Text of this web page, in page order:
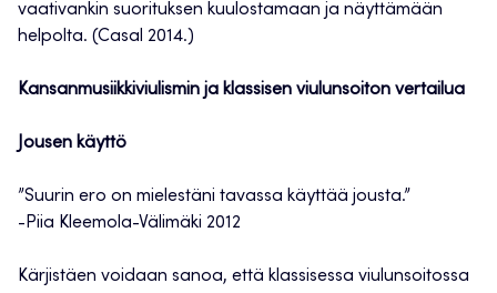
vaativankin suorituksen kuulostamaan ja näyttämään
helpolta. (Casal 2014.)
Kansanmusiikkiviulismin ja klassisen viulunsoiton vertailua
Jousen käyttö
”Suurin ero on mielestäni tavassa käyttää jousta.”
-Piia Kleemola-Välimäki 2012
Kärjistäen voidaan sanoa, että klassisessa viulunsoitossa